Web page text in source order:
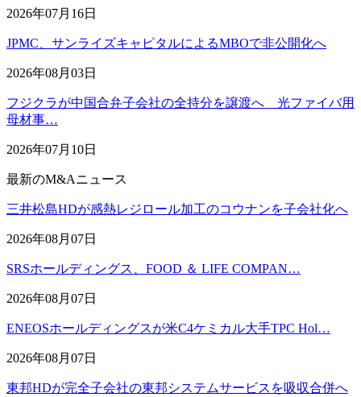
2026年07月16日
JPMC、サンライズキャピタルによるMBOで非公開化へ
2026年08月03日
フジクラが中国合弁子会社の全持分を譲渡へ 光ファイバ用
母材事…
2026年07月10日
最新のM&Aニュース
三井松島HDが感熱レジロール加工のコウナンを子会社化へ
2026年08月07日
SRSホールディングス、FOOD ＆ LIFE COMPAN…
2026年08月07日
ENEOSホールディングスが米C4ケミカル大手TPC Hol…
2026年08月07日
東邦HDが完全子会社の東邦システムサービスを吸収合併へ